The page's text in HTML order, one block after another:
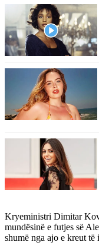
Kryeministri Dimitar
mundësinë e futjes së
shumë nga ajo e kreut